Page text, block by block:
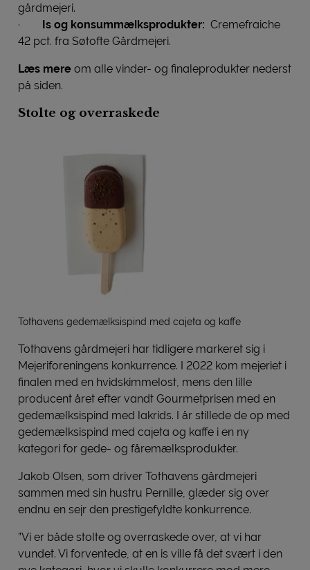
gårdmejeri.
·
Is og konsummælksprodukter: Cremefraiche
42 pct. fra Søtofte Gårdmejeri.
Læs mere om alle vinder- og finaleprodukter nederst
på siden.
Stolte og overraskede
Tothavens gedemælksispind med cajeta og kaffe
Tothavens gårdmejeri har tidligere markeret sig i
Mejeriforeningens konkurrence. I 2022 kom mejeriet i
finalen med en hvidskimmelost, mens den lille
producent året efter vandt Gourmetprisen med en
gedemælksispind med lakrids. I år stillede de op med
gedemælksispind med cajeta og kaffe i en ny
kategori for gede- og fåremælksprodukter.
Jakob Olsen, som driver Tothavens gårdmejeri
sammen med sin hustru Pernille, glæder sig over
endnu en sejr den prestigefyldte konkurrence.
”Vi er både stolte og overraskede over, at vi har
vundet. Vi forventede, at en is ville få det svært i den